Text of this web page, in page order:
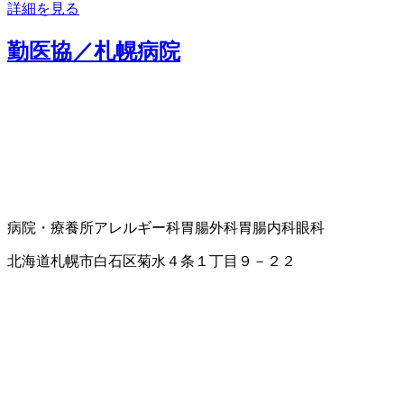
詳細を見る
勤医協／札幌病院
病院・療養所アレルギー科胃腸外科胃腸内科眼科
北海道札幌市白石区菊水４条１丁目９－２２